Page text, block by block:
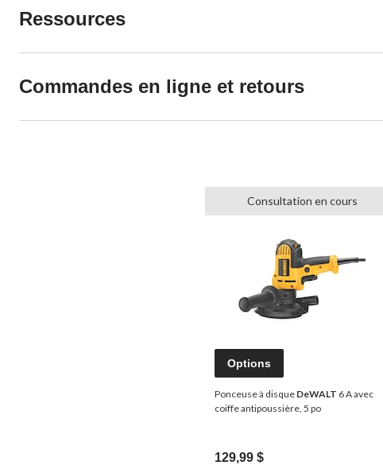
Ressources
Commandes en ligne et retours
Consultation en cours
Options
Ponceuse à disque DeWALT 6 A avec
coiffe antipoussière, 5 po
129,99 $